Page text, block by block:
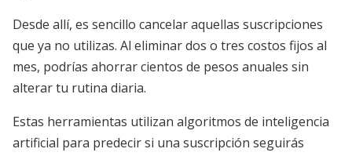
Desde allí, es sencillo cancelar aquellas suscripciones
que ya no utilizas. Al eliminar dos o tres costos fijos al
mes, podrías ahorrar cientos de pesos anuales sin
alterar tu rutina diaria.
Estas herramientas utilizan algoritmos de inteligencia
artificial para predecir si una suscripción seguirás